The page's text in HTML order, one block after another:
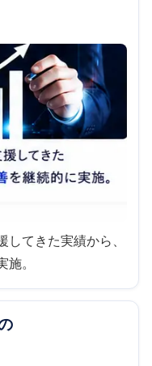
してきた実績から、
施。